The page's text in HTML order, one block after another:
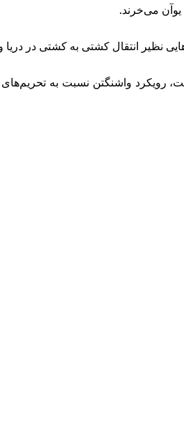
نظیر انتقال کشتی به کشتی در
رویکرد واشنگتن نسبت به